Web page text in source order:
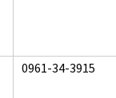
0961-34-3915